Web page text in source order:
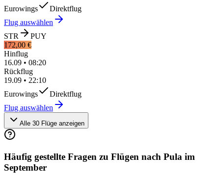
Eurowings
Direktflug
Flug auswählen
STR
PUY
172,00 €
Hinflug
16.09 • 08:20
Rückflug
19.09 • 22:10
Eurowings
Direktflug
Flug auswählen
Alle 30 Flüge anzeigen
Häufig gestellte Fragen zu Flügen nach Pula im
September